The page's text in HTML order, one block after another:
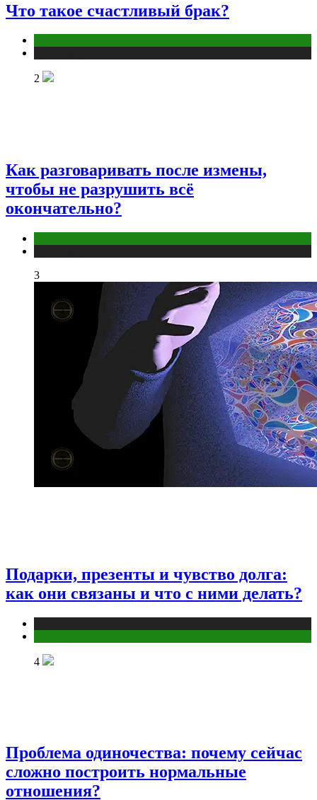
Что такое счастливый брак?
2
Как разговаривать после измены,
чтобы не разрушить всё
окончательно?
3
Подарки, презенты и чувство долга:
как они связаны и что с ними делать?
4
Проблема одиночества: почему сейчас
сложно построить нормальные
отношения?